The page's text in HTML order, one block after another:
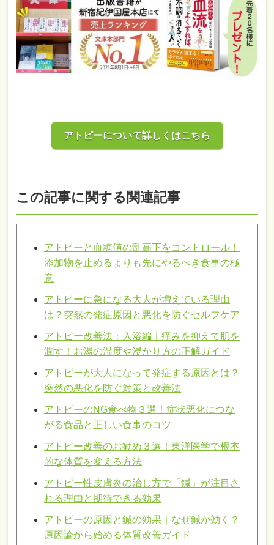
アトピーについて詳しくはこちら
この記事に関する関連記事
アトピーと血糖値の乱高下をコントロール！
添加物を止めるよりも先にやるべき食事の極
意
アトピーに急になる大人が増えている理由
は？突然の発症原因と悪化を防ぐセルフケア
アトピー改善法：入浴編｜痒みを抑えて肌を
潤す！お湯の温度や浸かり方の正解ガイド
アトピーが大人になって発症する原因とは？
突然の悪化を防ぐ対策と改善法
アトピーのNG食べ物３選！症状悪化につな
がる食品と正しい食事のコツ
アトピー改善のお勧め３選！東洋医学で根本
的な体質を変える方法
アトピー性皮膚炎の治し方で「鍼」が注目さ
れる理由と期待できる効果
アトピーの原因と鍼の効果｜なぜ鍼が効く？
原因論から始める体質改善ガイド